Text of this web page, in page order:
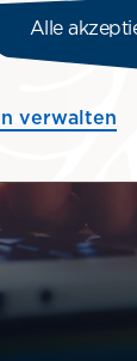
direkt
Alle
verwalten